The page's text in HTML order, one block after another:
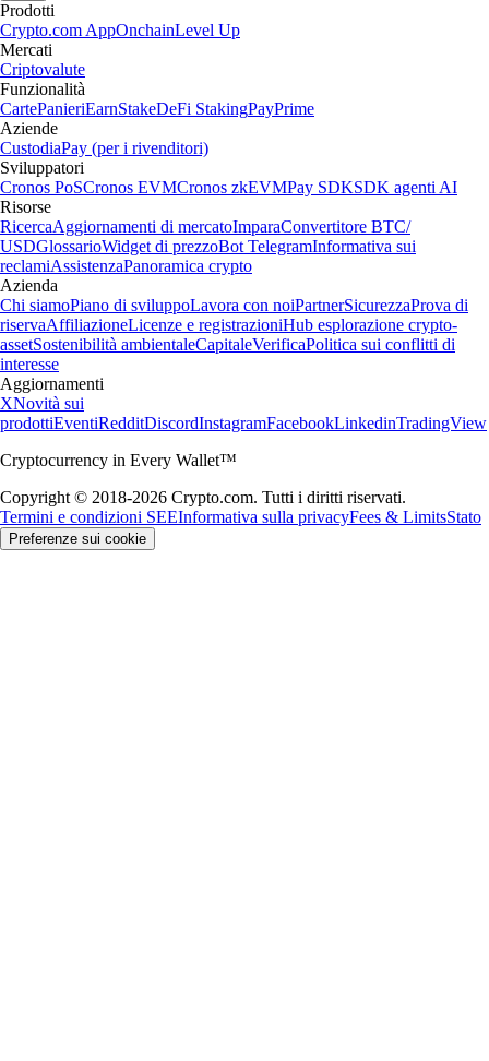
Prodotti
Crypto.com AppOnchainLevel Up
Mercati
Criptovalute
Funzionalità
CartePanieriEarnStakeDeFi StakingPayPrime
Aziende
CustodiaPay (per i rivenditori)
Sviluppatori
Cronos PoSCronos EVMCronos zkEVMPay SDKSDK agenti AI
Risorse
RicercaAggiornamenti di mercatoImparaConvertitore BTC/
USDGlossarioWidget di prezzoBot TelegramInformativa sui
reclamiAssistenzaPanoramica crypto
Azienda
Chi siamoPiano di sviluppoLavora con noiPartnerSicurezzaProva di
riservaAffiliazioneLicenze e registrazioniHub esplorazione crypto-
assetSostenibilità ambientaleCapitaleVerificaPolitica sui conflitti di
interesse
Aggiornamenti
XNovità sui
prodottiEventiRedditDiscordInstagramFacebookLinkedinTradingView
Cryptocurrency in Every Wallet™
Copyright © 2018-2026 Crypto.com. Tutti i diritti riservati.
Termini e condizioni SEEInformativa sulla privacyFees & LimitsStato
Preferenze sui cookie